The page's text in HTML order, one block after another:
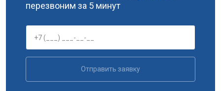
перезвоним за 5 минут
Отправить заявку